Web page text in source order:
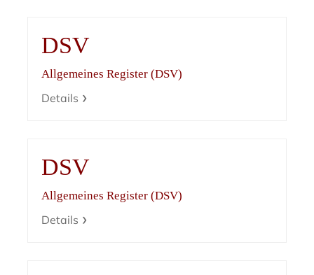
DSV
Allgemeines Register (DSV)
Details
DSV
Allgemeines Register (DSV)
Details